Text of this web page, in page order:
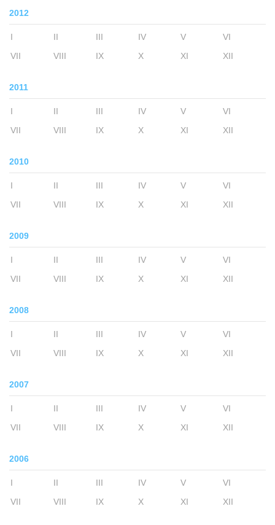
2012
I II III IV V
VI
VII
VIII IX X XI XII
2011
I II III IV V
VI
VII
VIII IX X XI XII
2010
I II III IV V
VI
VII
VIII IX X XI XII
2009
I II III IV V
VI
VII
VIII IX X XI XII
2008
I II III IV V
VI
VII
VIII IX X XI XII
2007
I II III IV V
VI
VII
VIII IX X XI XII
2006
I II III IV V
VI
VII
VIII IX X XI XII